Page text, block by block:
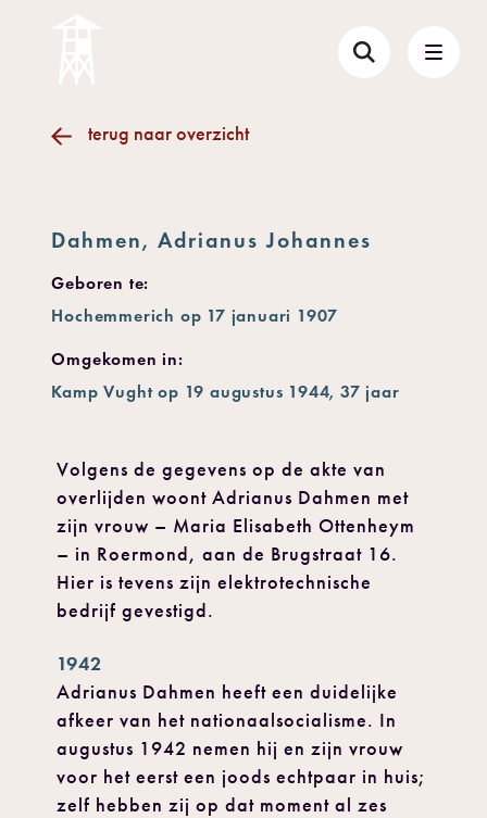
terug naar overzicht
Dahmen, Adrianus Johannes
Geboren te:
Hochemmerich op 17 januari 1907
Omgekomen in:
Kamp Vught op 19 augustus 1944, 37 jaar
Volgens de gegevens op de akte van
overlijden woont Adrianus Dahmen met
zijn vrouw – Maria Elisabeth Ottenheym
– in Roermond, aan de Brugstraat 16.
Hier is tevens zijn elektrotechnische
bedrijf gevestigd.
1942
Adrianus Dahmen heeft een duidelijke
afkeer van het nationaalsocialisme. In
augustus 1942 nemen hij en zijn vrouw
voor het eerst een joods echtpaar in huis;
zelf hebben zij op dat moment al zes